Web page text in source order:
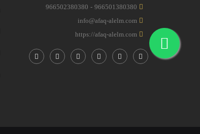
966501380380 - 966502380380
info@afaq-alelm.com
https://afaq-alelm.com